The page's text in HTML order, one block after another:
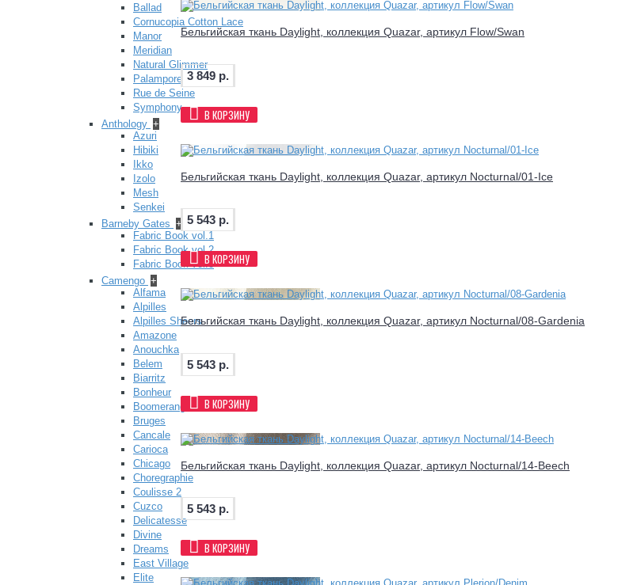
Ballad
Cornucopia Cotton Lace
Manor
Meridian
Natural Glimmer
Palampore
Rue de Seine
Symphony
Anthology +
Azuri
Hibiki
Ikko
Izolo
Mesh
Senkei
Barneby Gates +
Fabric Book vol.1
Fabric Book vol.2
Fabric Book vol.3
Camengo +
Alfama
Alpilles
Alpilles Sheers
Amazone
Anouchka
Belem
Biarritz
Bonheur
Boomerang
Bruges
Cancale
Carioca
Chicago
Choregraphie
Coulisse 2
Cuzco
Delicatesse
Divine
Dreams
East Village
Elite
Бельгийская ткань Daylight, коллекция Quazar, артикул Flow/Swan
3 849 р.
В КОРЗИНУ
Бельгийская ткань Daylight, коллекция Quazar, артикул Nocturnal/01-Ice
5 543 р.
В КОРЗИНУ
Бельгийская ткань Daylight, коллекция Quazar, артикул Nocturnal/08-Gardenia
5 543 р.
В КОРЗИНУ
Бельгийская ткань Daylight, коллекция Quazar, артикул Nocturnal/14-Beech
5 543 р.
В КОРЗИНУ